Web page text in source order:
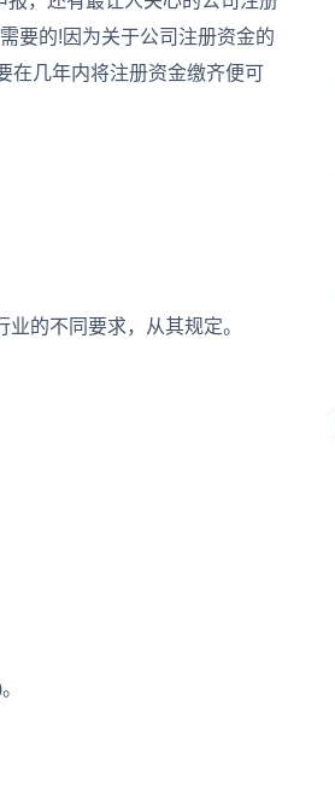
要的!因为关于公司注册资金的
在几年内将注册资金缴齐便可
的不同要求，从其规定。